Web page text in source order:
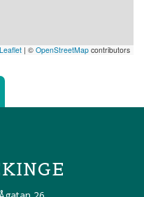
Leaflet | © OpenStreetMap contributors
top of